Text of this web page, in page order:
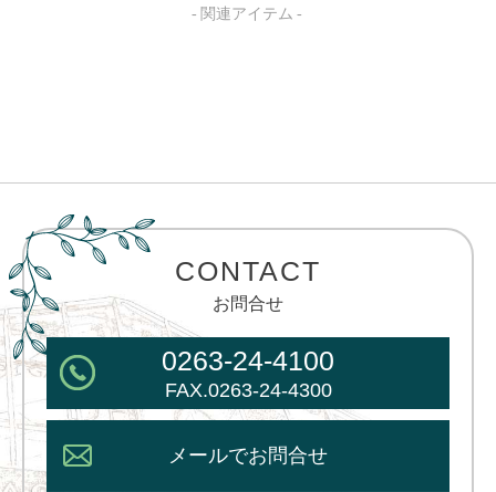
関連アイテム
CONTACT
お問合せ
0263-24-4100
FAX.0263-24-4300
メールでお問合せ